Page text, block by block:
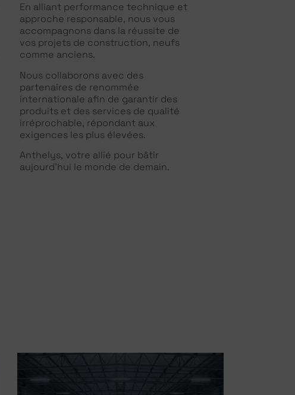
En alliant performance technique et
approche responsable, nous vous
accompagnons dans la réussite de
vos projets de construction, neufs
comme anciens.
Nous collaborons avec des
partenaires de renommée
internationale afin de garantir des
produits et des services de qualité
irréprochable, répondant aux
exigences les plus élevées.
Anthelys, votre allié pour bâtir
aujourd’hui le monde de demain.